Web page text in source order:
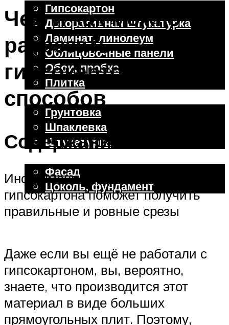
Гипсокартон
Декоративная штукатурка
Ламинат, линолеум
Облицовочные панели
Обои, пробка
Плитка
Отделочные работы
Грунтовка
Шпаклевка
Штукатурка
Внешняя отделка
Фасад
Цоколь, фундамент
Меню
Чем и как можно
разрезать
гипсокартон: 5
способов
Содержание
Инструмент для разметки и резки
гипсокартона поможет получить
правильные и ровные срезы
Даже если вы ещё не работали с
гипсокартоном, вы, вероятно,
знаете, что производится этот
материал в виде больших
прямоугольных плит. Поэтому,